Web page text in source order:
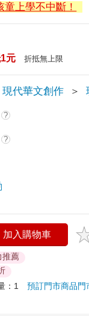
上學不中斷！
元 折抵無上限
現代華文創作 ＞
?
?
加入購物車
推薦
量：1預訂門市商品門